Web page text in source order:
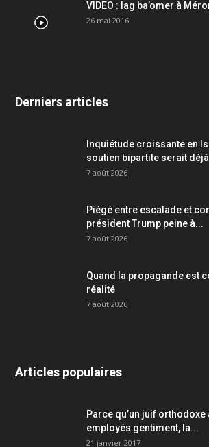
VIDEO : lag ba’omer à
26 mai 2016
Derniers articles
Inquiétude croissante en
soutien bipartite serait
7 août 2026
Piégé entre escalade et
président Trump peine à...
7 août 2026
Quand la propagande est
réalité
7 août 2026
Articles populaires
Parce qu’un juif orthodoxe
employés gentiment, la...
21 janvier 2017